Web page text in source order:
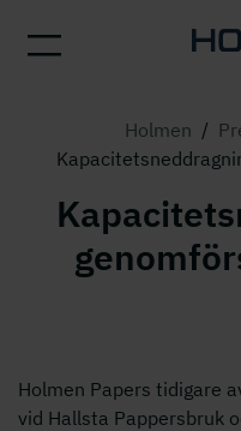
Holmen /
Holmen Papers tidigare
vid Hallsta Pappersbruk